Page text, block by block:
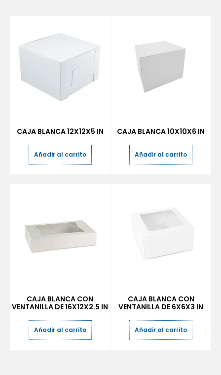
CAJA BLANCA 12X12X5 IN
Añadir al carrito
CAJA BLANCA 10X10X6 IN
Añadir al carrito
CAJA BLANCA CON
VENTANILLA DE 16X12X2.5 IN
Añadir al carrito
CAJA BLANCA CON
VENTANILLA DE 6X6X3 IN
Añadir al carrito